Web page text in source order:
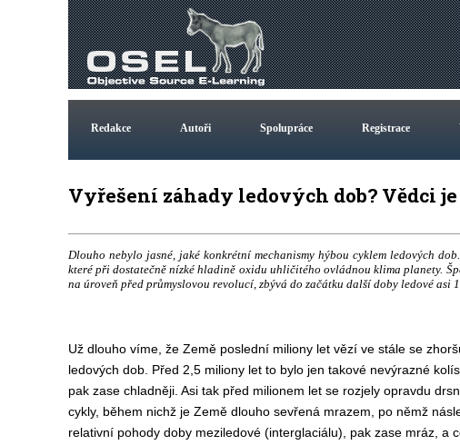
Redakce Autoři Spolupráce Registrace
Vyřešení záhady ledových dob? Vědci
Dlouho nebylo jasné, jaké konkrétní mechanismy hýbou cyklem ledových
které při dostatečně nízké hladině oxidu uhličitého ovládnou klima planety.
na úroveň před průmyslovou revolucí, zbývá do začátku další doby ledové asi
Už dlouho víme, že Země poslední miliony let vězí ve stále se
ledových dob. Před 2,5 miliony let to bylo jen takové nevýrazné
pak zase chladněji. Asi tak před milionem let se rozjely opravdu
cykly, během nichž je Země dlouho sevřená mrazem, po němž
relativní pohody doby meziledové (interglaciálu), pak zase mráz, a